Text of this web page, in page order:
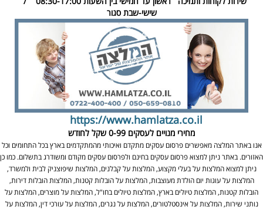
שישי-שבת סגור
https://www.hamlatza.co.il
מחירי מנויים לעסקים 0-99 שקל לחודש
אנו באתר המלצה מאפשרים פרסום עסקים מתקדם ואיכותי מהמתקדמים בארץ בכל התחומים וכל
האזורים. באתר ניתן למצוא פרסום עסקים בחינם ולפרסום עסקים מקודם ומשודרג בתשלום. כמו כן
ניתן למצוא המלצות על בעלי מקצוע, המלצות על קבלנים, המלצות שיפוצניק לבית ולמשרד,
המלצות על עוגות יום הולדת מעוצבות, המלצות על הובלות קטנות, המלצות הובלות דירות,
הובלות קטנות, המלצות טיולים בארץ, המלצות טיולים בחו"ל, המלצות על מוצרים, המלצות על
נותני שירות, המלצות על אינסטלטורים, המלצות על נגרים, המלצות על עורכי דין, המלצות על